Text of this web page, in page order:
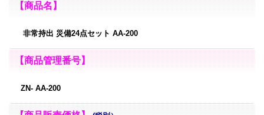
【商品名】
非常持出 災備24点セット AA-200
【商品管理番号】
ZN- AA-200